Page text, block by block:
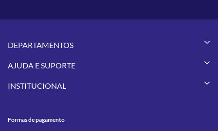
DEPARTAMENTOS
Vestuários
Pneus
Utilidades
AJUDA E SUPORTE
Meus Pedidos
INSTITUCIONAL
Contato
Formas de pagamento